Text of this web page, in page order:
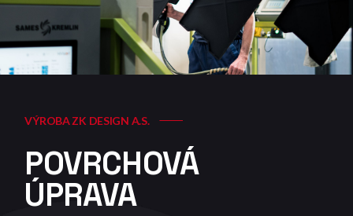
VÝROBA ZK DESIGN A.S.
POVRCHOVÁ
ÚPRAVA